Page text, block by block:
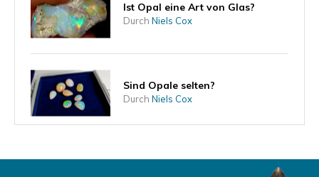
Ist Opal eine Art von Glas?
Durch Niels Cox
Sind Opale selten?
Durch Niels Cox
Kann ein Opal mit Wasser in